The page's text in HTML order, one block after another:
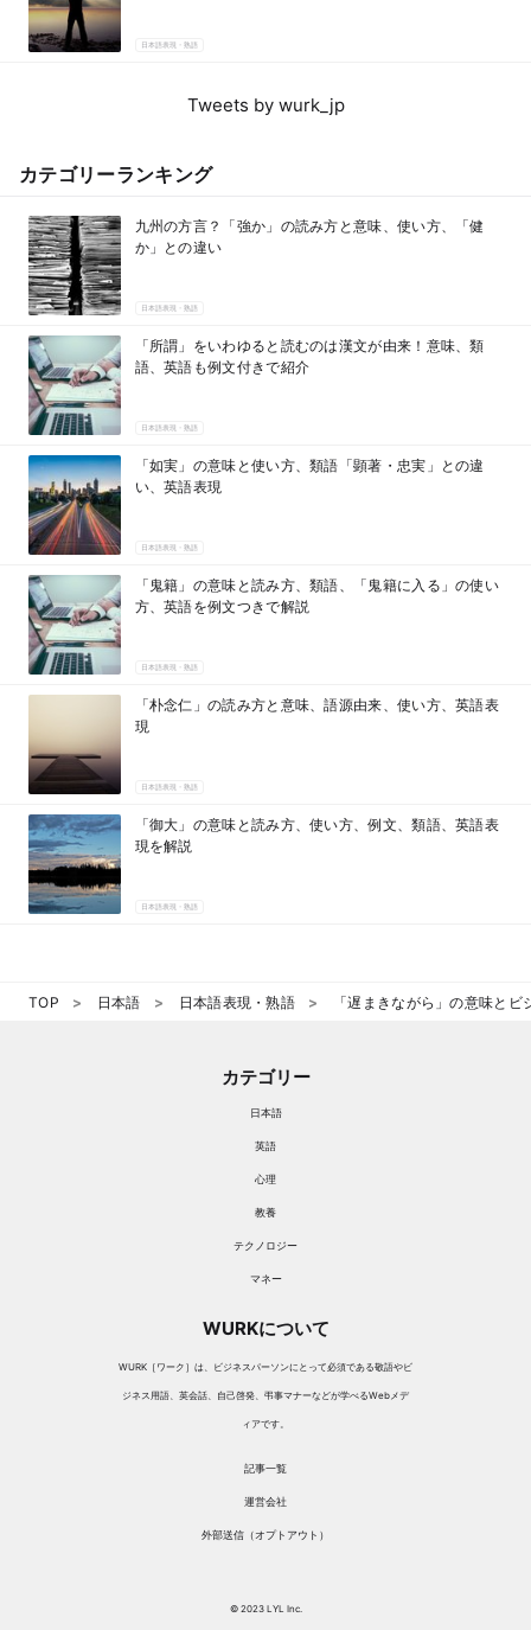
日本語表現・熟語
Tweets by wurk_jp
カテゴリーランキング
九州の方言？「強か」の読み方と意味、使い方、「健
か」との違い
日本語表現・熟語
「所謂」をいわゆると読むのは漢文が由来！意味、類
語、英語も例文付きで紹介
日本語表現・熟語
「如実」の意味と使い方、類語「顕著・忠実」との違
い、英語表現
日本語表現・熟語
「鬼籍」の意味と読み方、類語、「鬼籍に入る」の使い
方、英語を例文つきで解説
日本語表現・熟語
「朴念仁」の読み方と意味、語源由来、使い方、英語表
現
日本語表現・熟語
「御大」の意味と読み方、使い方、例文、類語、英語表
現を解説
日本語表現・熟語
TOP 日本語 日本語表現・熟語 「遅まきながら」の意味と
カテゴリー
日本語
英語
心理
教養
テクノロジー
マネー
WURKについて
WURK［ワーク］は、ビジネスパーソンにとって必須である敬語やビ
ジネス用語、英会話、自己啓発、弔事マナーなどが学べるWebメデ
ィアです。
記事一覧
運営会社
外部送信（オプトアウト）
© 2023 LYL Inc.